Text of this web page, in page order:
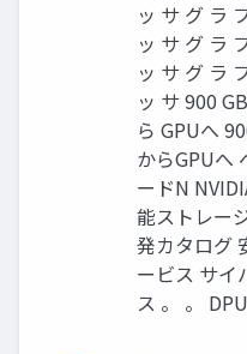
ッ サ グ ラ
ッ サ グ ラ
ッ サ グ ラ
ッ サ 900
ら GPUへ
からGPUへ
ードN
能ストレー
発カタログ
ービス サイ
ス 。 。 DPU